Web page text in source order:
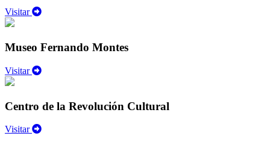
Visitar
Museo Fernando Montes
Visitar
Centro de la Revolución Cultural
Visitar